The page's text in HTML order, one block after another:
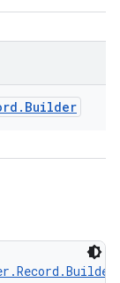
. Builder